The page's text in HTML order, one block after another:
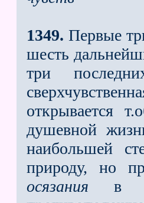
1349. Первые
шесть
три
открывается
душевной
наибольшей
природу, но
осязания в